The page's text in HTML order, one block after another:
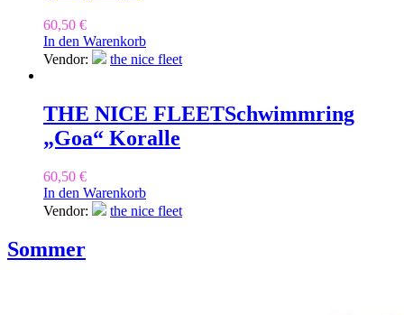
60,50 €
In den Warenkorb
Vendor:
the nice fleet
THE NICE FLEETSchwimmring
„Goa“ Koralle
60,50 €
In den Warenkorb
Vendor:
the nice fleet
Sommer